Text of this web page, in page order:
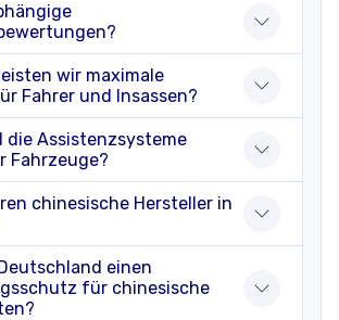
wir maximale
Fahrer und Insassen?
die Assistenzsysteme
Fahrzeuge?
chinesische Hersteller in
einen
für chinesische